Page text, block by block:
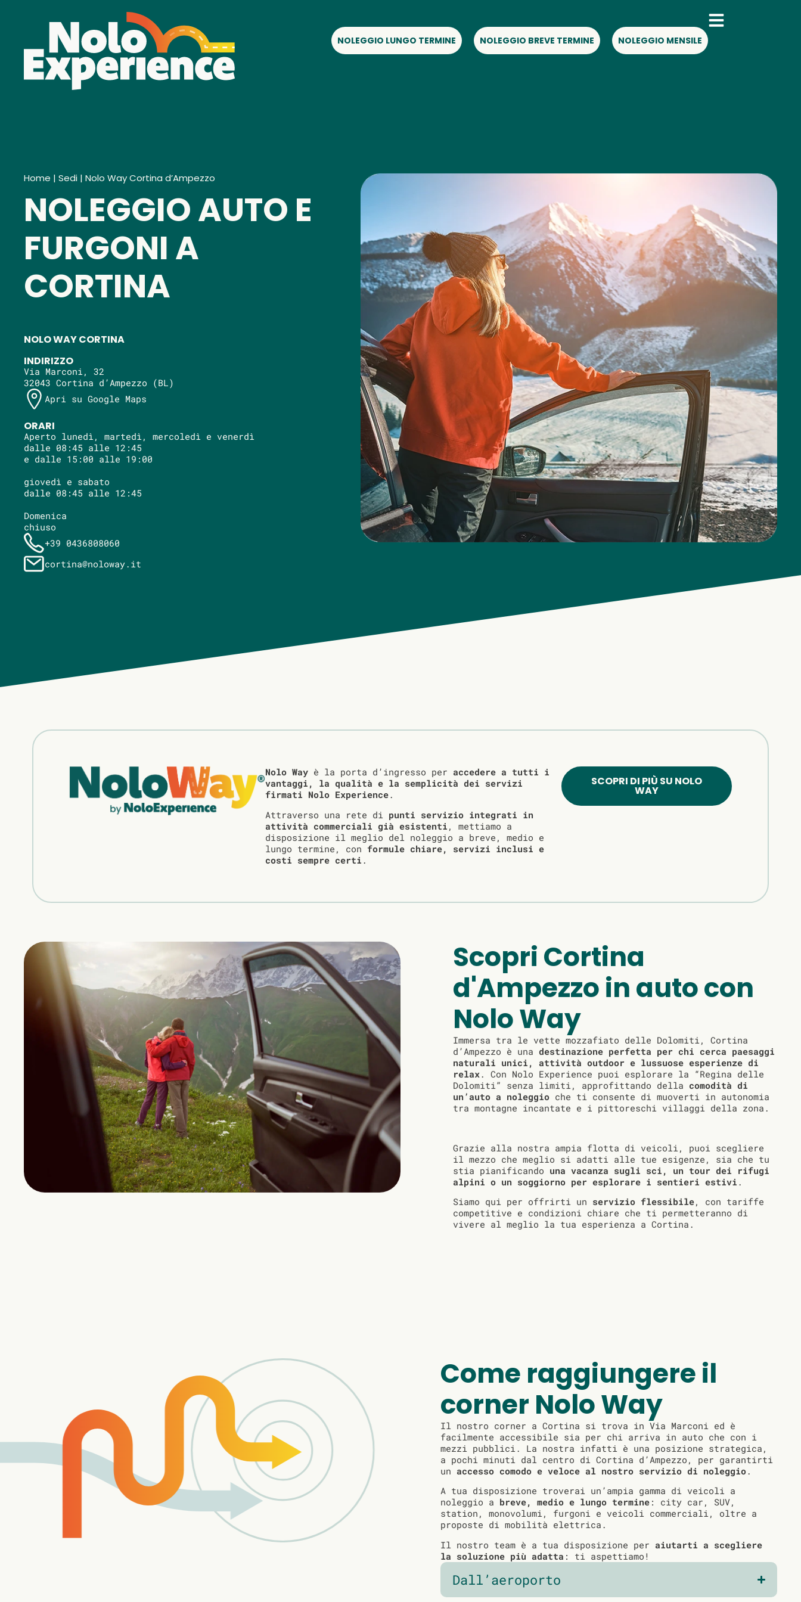
NOLEGGIO LUNGO TERMINE NOLEGGIO BREVE TERMINE NOLEGGIO MENSILE
Home | Sedi | Nolo Way Cortina d’Ampezzo
NOLEGGIO AUTO E
FURGONI A
CORTINA
NOLO WAY CORTINA
INDIRIZZO
Via Marconi, 32
32043 Cortina d’Ampezzo (BL)
Apri su Google Maps
ORARI
Aperto lunedì, martedì, mercoledì e venerdì
dalle 08:45 alle 12:45
e dalle 15:00 alle 19:00
giovedì e sabato
dalle 08:45 alle 12:45
Domenica
chiuso
+39 0436808060
cortina@noloway.it
Nolo Way è la porta d’ingresso per accedere a tutti i
vantaggi, la qualità e la semplicità dei servizi
firmati Nolo Experience.
Attraverso una rete di punti servizio integrati in
attività commerciali già esistenti , mettiamo a
disposizione il meglio del noleggio a breve, medio e
lungo termine, con formule chiare, servizi inclusi e
costi sempre certi .
SCOPRI DI PIÙ SU NOLO
WAY
Scopri Cortina
d'Ampezzo in auto con
Nolo Way
Immersa tra le vette mozzafiato delle Dolomiti, Cortina
d’Ampezzo è una destinazione perfetta per chi cerca paesaggi
naturali unici, attività outdoor e lussuose esperienze di
relax . Con Nolo Experience puoi esplorare la “Regina delle
Dolomiti” senza limiti, approfittando della comodità di
un’auto a noleggio che ti consente di muoverti in autonomia
tra montagne incantate e i pittoreschi villaggi della zona.
Grazie alla nostra ampia flotta di veicoli, puoi scegliere
il mezzo che meglio si adatti alle tue esigenze, sia che tu
stia pianificando una vacanza sugli sci, un tour dei rifugi
alpini o un soggiorno per esplorare i sentieri estivi
Siamo qui per offrirti un servizio flessibile, con tariffe
competitive e condizioni chiare che ti permetteranno di
vivere al meglio la tua esperienza a Cortina.
Come raggiungere il
corner Nolo Way
Il nostro corner a Cortina si trova in Via Marconi ed è
facilmente accessibile sia per chi arriva in auto che con i
mezzi pubblici. La nostra infatti è una posizione strategica,
a pochi minuti dal centro di Cortina d’Ampezzo, per garantirti
un accesso comodo e veloce al nostro servizio di noleggio.
A tua disposizione troverai un’ampia gamma di veicoli a
noleggio a breve, medio e lungo termine : city car, SUV,
station, monovolumi, furgoni e veicoli commerciali, oltre a
proposte di mobilità elettrica.
Il nostro team è a tua disposizione per aiutarti a scegliere
la soluzione più adatta : ti aspettiamo!
Dall’aeroporto